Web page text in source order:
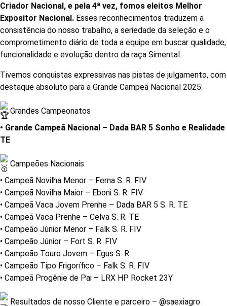
Criador Nacional, e pela 4ª vez, fomos eleitos Melhor
Expositor Nacional. Esses reconhecimentos traduzem a
consistência do nosso trabalho, a seriedade da seleção e o
comprometimento diário de toda a equipe em buscar qualidade,
funcionalidade e evolução dentro da raça Simental.
Tivemos conquistas expressivas nas pistas de julgamento, com
destaque absoluto para a Grande Campeã Nacional 2025:
Grandes Campeonatos
• Grande Campeã Nacional – Dada BAR 5 Sonho e Realidade
TE
Campeões Nacionais
• Campeã Novilha Menor – Ferna S. R. FIV
• Campeã Novilha Maior – Eboni S. R. FIV
• Campeã Vaca Jovem Prenhe – Dada BAR 5 S. R. TE
• Campeã Vaca Prenhe – Celva S. R. TE
• Campeão Júnior Menor – Falk S. R. FIV
• Campeão Júnior – Fort S. R. FIV
• Campeão Touro Jovem – Egus S. R.
• Campeão Tipo Frigorífico – Falk S. R. FIV
• Campeã Progênie de Pai – LRX HP Rocket 23Y
Resultados de nosso Cliente e parceiro – @saexiagro